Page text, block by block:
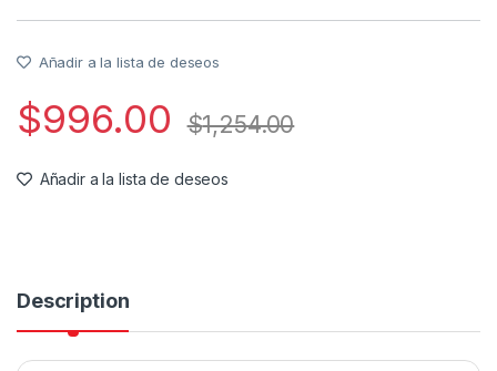
Añadir a la lista de deseos
$996.00 $1,254.00
Añadir a la lista de deseos
Description